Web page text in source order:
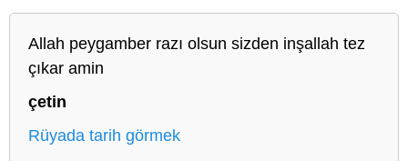
Allah peygamber razı olsun sizden inşallah tez
çıkar amin
çetin
Rüyada tarih görmek